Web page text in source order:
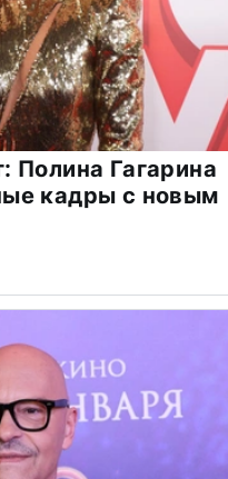
Полина Гагарина
кадры с новым